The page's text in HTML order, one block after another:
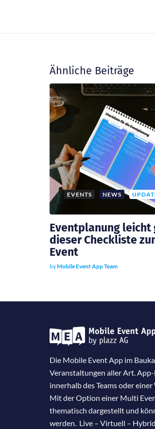
Ähnliche Beiträge
EVENTS NEWS
Eventplanung leicht
dieser Checkliste
Event
byMobile Event App Team
Die Mobile Event App im
Veranstaltungen aller Art.
innerhalb des Teams oder
Mit der Option einer Multi
thematisch dargestellt und
werden. Live – Virtuell – Hybrid